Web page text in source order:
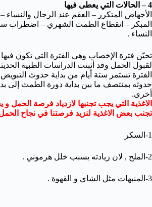
4 – الحالات التي يعطى فيها
الأجهاض المتكرر – العقم عند الرجال والنساء
المبكر – انقطاع الطمث الشهري – اضطراب
النساء .
تحيّن فترة الإخصاب وهي الفترة التي تكون فيها
لقبول الحمل وقد أثبتت الدراسات الطبية
الفترة تستمر ستة أيام من بداية حدوث
حدوثه بمنتصف ما بين بداية دورة الطمث إلى
أخرى.
الاغذية التي يجب تجنبها لازدياد فرصة الحمل و
تجنب بعض الاغذية لنزيد فرصتنا في نجاح
1-السكر
2-الملح , لان زيادته يسبب خلل هرموني .
3-المنبهات مثل الشاي و القهوة .